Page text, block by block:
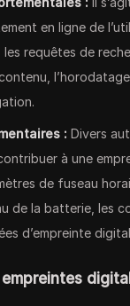
en ligne de
requêtes de
:Divers
à une
de fuseau
de la batterie, les
d’empreinte